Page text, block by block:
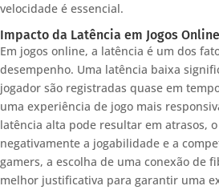
velocidade é essencial.
Impacto da Latência em Jogos Online
Em jogos online, a latência é um dos
desempenho. Uma latência baixa
jogador são registradas quase em
uma experiência de jogo mais
latência alta pode resultar em atrasos,
negativamente a jogabilidade e a
gamers, a escolha de uma conexão de
melhor justificativa para garantir uma